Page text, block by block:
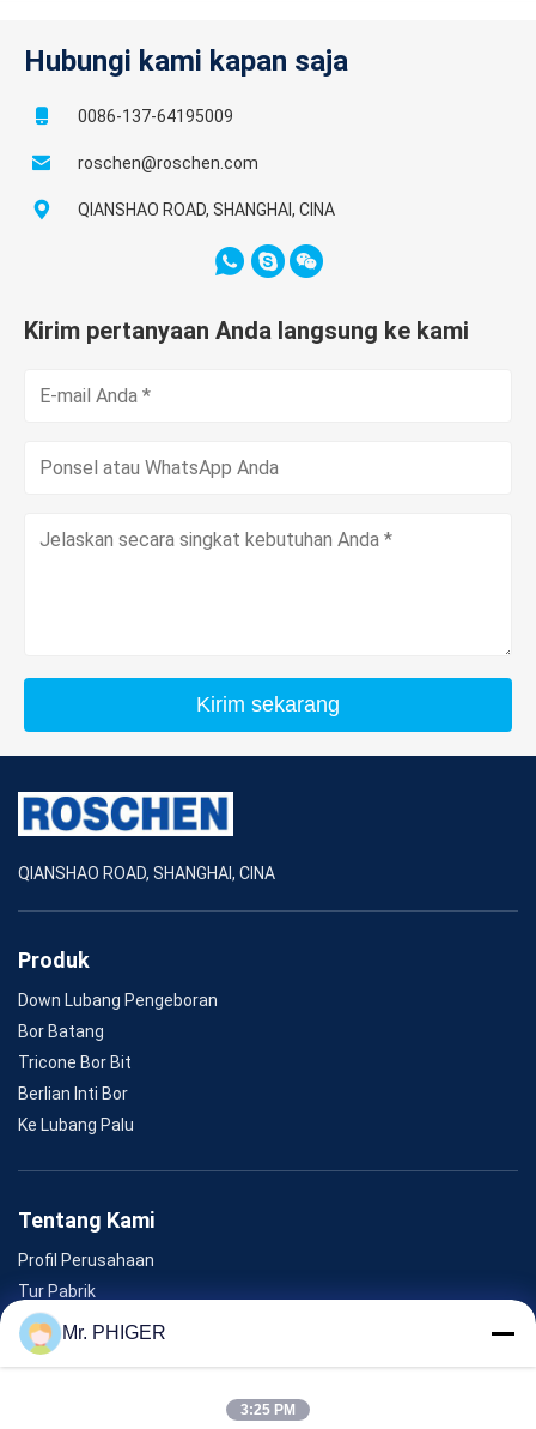
Hubungi kami kapan saja
0086-137-64195009
roschen@roschen.com
QIANSHAO ROAD, SHANGHAI, CINA
Kirim pertanyaan Anda langsung ke kami
Kirim sekarang
QIANSHAO ROAD, SHANGHAI, CINA
Produk
Down Lubang Pengeboran
Bor Batang
Tricone Bor Bit
Berlian Inti Bor
Ke Lubang Palu
Tentang Kami
Profil Perusahaan
Tur Pabrik
Kontrol Kualitas
Sitemap
Mr. PHIGER
3:25 PM